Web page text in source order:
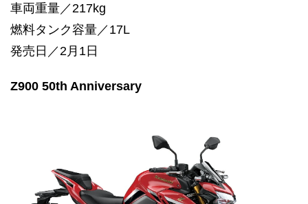
車両重量／217kg
燃料タンク容量／17L
発売日／2月1日
Z900 50th Anniversary